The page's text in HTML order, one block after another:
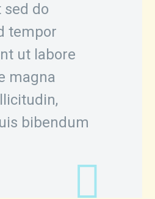
do
tempor
ut labore
magna
bibendum